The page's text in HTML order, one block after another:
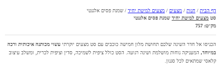
דף הבית / חנות / מצעים / מצעים למיטת יחיד / שמנת פסים אלגנטי
סט מצעים למיטת יחיד שמנת פסים אלגנטי
מק״ט: 757
הכניסו אל חדר השינה שלכם תחושת מלון חמישה כוכבים עם סט מצעים יוקרתי עשוי מכותנה איכותית ורכה
במיוחד, המעניקה נוחות מושלמת ושינה רגועה. הסט כולל ציפית לשמיכה, סדין וציפית לכרית, ומשלב עיצוב
קלאסי שמתאים לכל סגנון.